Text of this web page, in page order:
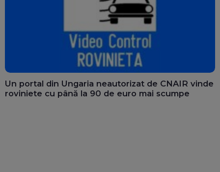
Un portal din Ungaria neautorizat de CNAIR vinde
roviniete cu până la 90 de euro mai scumpe